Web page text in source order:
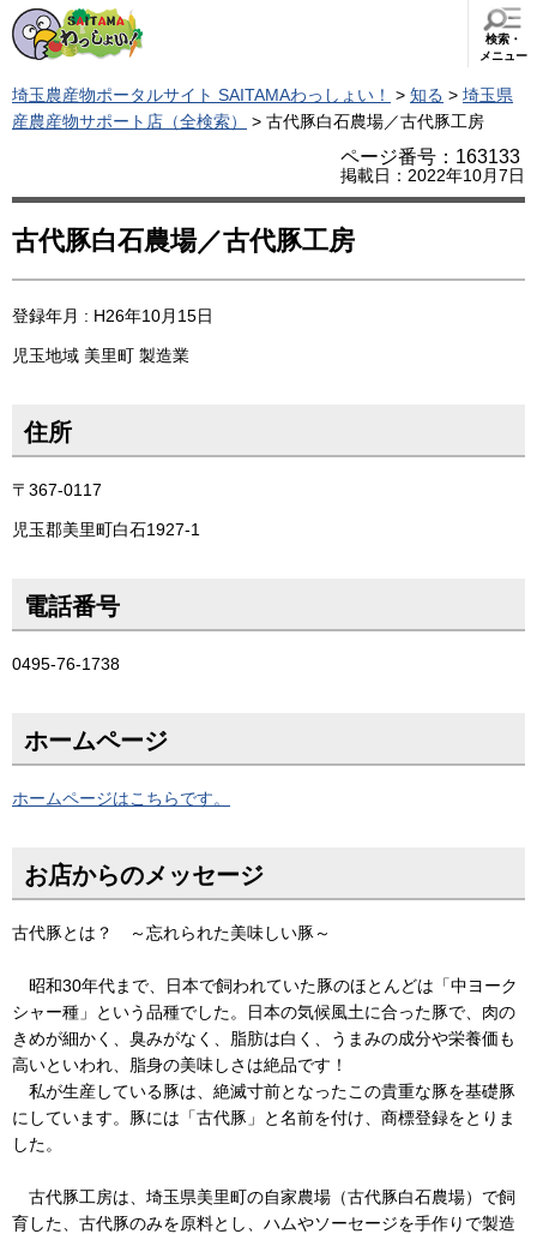
検索・
メニュー
埼玉農産物ポータルサイト SAITAMAわっしょい！ > 知る > 埼玉県
産農産物サポート店（全検索）
> 古代豚白石農場／古代豚工房
ページ番号：163133
掲載日：2022年10月7日
古代豚白石農場／古代豚工房
登録年月 : H26年10月15日
児玉地域 美里町 製造業
住所
〒367-0117
児玉郡美里町白石1927-1
電話番号
0495-76-1738
ホームページ
ホームページはこちらです。
お店からのメッセージ
古代豚とは？ ～忘れられた美味しい豚～
昭和30年代まで、日本で飼われていた豚のほとんどは「中ヨーク
シャー種」という品種でした。日本の気候風土に合った豚で、肉の
きめが細かく、臭みがなく、脂肪は白く、うまみの成分や栄養価も
高いといわれ、脂身の美味しさは絶品です！
私が生産している豚は、絶滅寸前となったこの貴重な豚を基礎豚
にしています。豚には「古代豚」と名前を付け、商標登録をとりま
した。
古代豚工房は、埼玉県美里町の自家農場（古代豚白石農場）で飼
育した、古代豚のみを原料とし、ハムやソーセージを手作りで製造